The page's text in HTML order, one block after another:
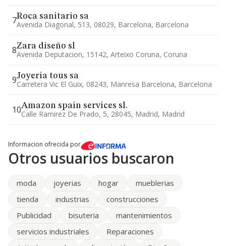
7Roca sanitario sa
Avenida Diagonal, 513, 08029, Barcelona, Barcelona
8Zara diseño sl
Avenida Deputacion, 15142, Arteixo Coruna, Coruna
9Joyeria tous sa
Carretera Vic El Guix, 08243, Manresa Barcelona, Barcelona
10Amazon spain services sl.
Calle Ramirez De Prado, 5, 28045, Madrid, Madrid
Informacion ofrecida por
Otros usuarios buscaron
moda joyerias hogar
mueblerias
tienda
industrias
construcciones
Publicidad
bisuteria
mantenimientos
servicios industriales
Reparaciones